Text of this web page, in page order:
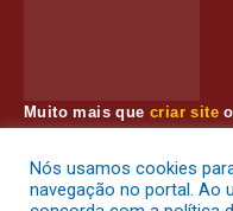
Muito mais quecriar site
Realizamos uma
públicaserão atendidas.
Nós usamos cookies
navegação no portal. Ao